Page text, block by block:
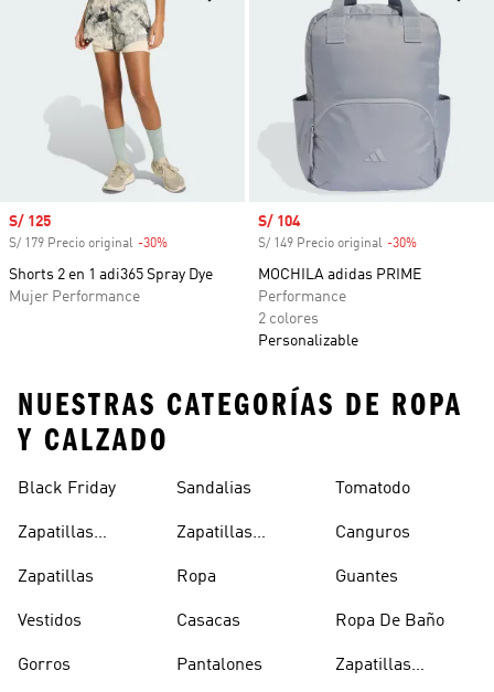
Precio de venta
S/ 125
S/ 179 Precio original -30%
Shorts 2 en 1 adi365 Spray Dye
Mujer Performance
Precio de venta
S/ 104
S/ 149 Precio original -30%
MOCHILA adidas PRIME
Performance
2 colores
Personalizable
NUESTRAS CATEGORÍAS DE ROPA
Y CALZADO
Black Friday
Zapatillas
Zapatillas
Vestidos
Gorros
Sandalias
Zapatillas
Ropa
Casacas
Pantalones
Tomatodo
Canguros
Guantes
Ropa De Baño
Zapatillas